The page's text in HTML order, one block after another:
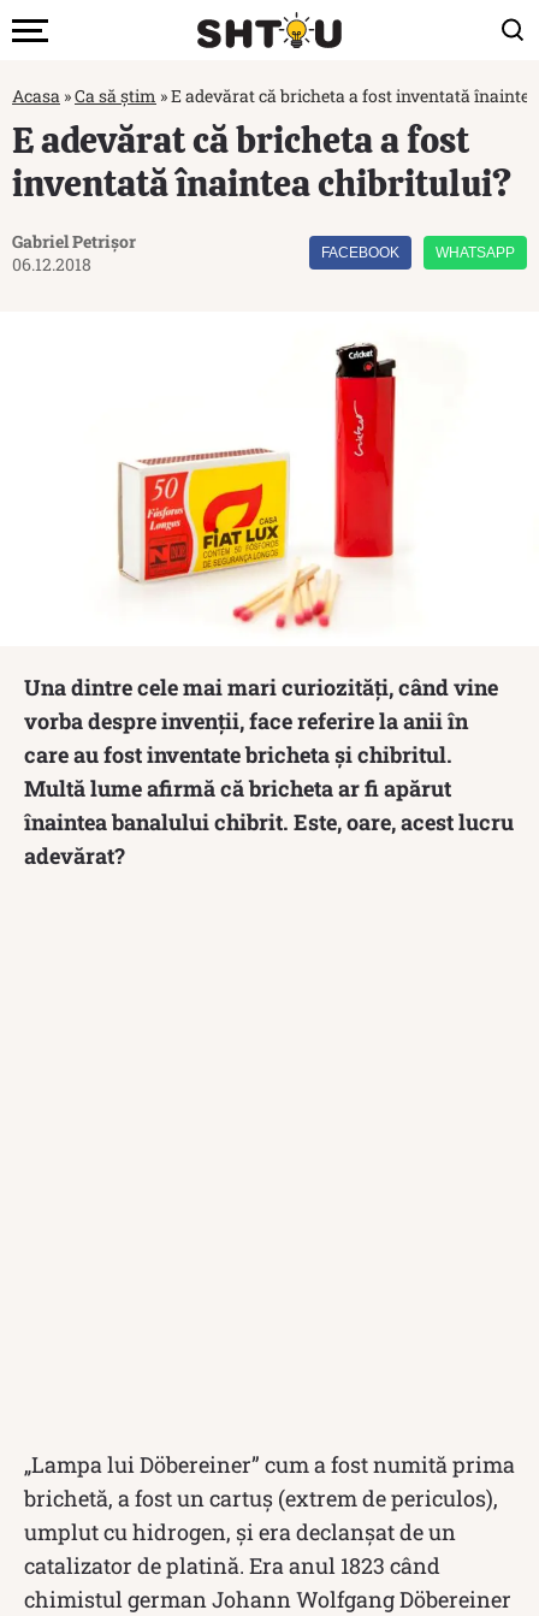
Acasa »Ca să știm »E adevărat că bricheta a fost inventată
E adevărat că bricheta a fost
inventată înaintea chibritului?
Gabriel Petrișor
06.12.2018
FACEBOOK WHATSAPP
Una dintre cele mai mari curiozități, când vine
vorba despre invenții, face referire la anii în
care au fost inventate bricheta și chibritul.
Multă lume afirmă că bricheta ar fi apărut
înaintea banalului chibrit. Este, oare, acest lucru
adevărat?
„Lampa lui Döbereiner” cum a fost numită prima
brichetă, a fost un cartuş (extrem de periculos),
umplut cu hidrogen, şi era declanşat de un
catalizator de platină. Era anul 1823 când
chimistul german Johann Wolfgang Döbereiner